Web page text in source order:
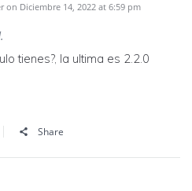
on Diciembre 14, 2022 at 6:59 pm
tienes?, la ultima es 2.2.0
Share